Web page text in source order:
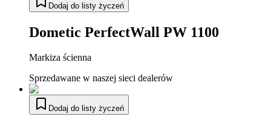
Dodaj do listy życzeń
Dometic PerfectWall PW 1100
Markiza ścienna
Sprzedawane w naszej sieci dealerów
Dodaj do listy życzeń